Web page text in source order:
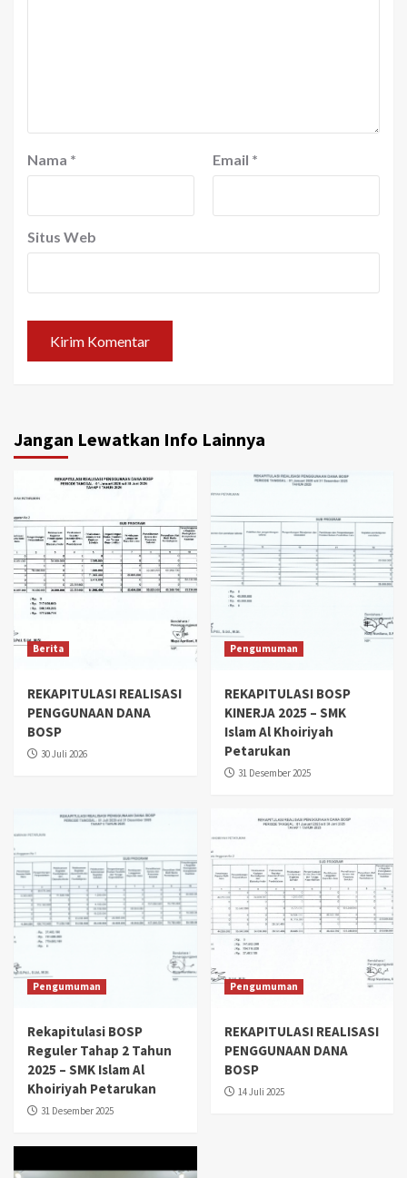
Nama * Email *
Situs Web
Jangan Lewatkan Info Lainnya
Berita
REKAPITULASI REALISASI
PENGGUNAAN DANA
BOSP
30 Juli 2026
Pengumuman
REKAPITULASI BOSP
KINERJA 2025 – SMK
Islam Al Khoiriyah
Petarukan
31 Desember 2025
Pengumuman
Rekapitulasi BOSP
Reguler Tahap 2 Tahun
2025 – SMK Islam Al
Khoiriyah Petarukan
31 Desember 2025
Pengumuman
REKAPITULASI REALISASI
PENGGUNAAN DANA
BOSP
14 Juli 2025